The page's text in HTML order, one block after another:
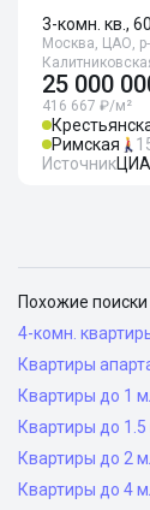
3-комн. кв.,
Москва, ЦАО,
25 000
416 667 ₽/м²
Римская
Источник
Похожие поиски
4-комн.
Квартиры
Квартиры до 1
Квартиры до
Квартиры до 2
Квартиры до 4